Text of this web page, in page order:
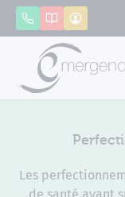
AppelerCatalogue
Les
Panneau de gestion